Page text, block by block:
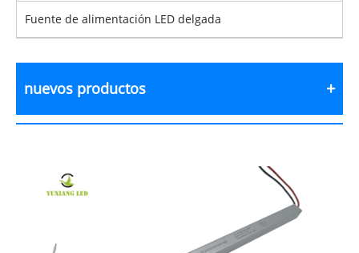
Fuente de alimentación LED delgada
nuevos productos